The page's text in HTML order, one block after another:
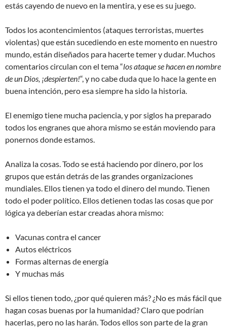
estás cayendo de nuevo en la mentira, y ese es su juego.
Todos los acontencimientos (ataques terroristas, muertes
violentas) que están sucediendo en este momento en nuestro
mundo, están diseñados para hacerte temer y dudar. Muchos
comentarios circulan con el tema “los ataque se hacen en nombre
de un Dios, ¡despierten!“, y no cabe duda que lo hace la gente en
buena intención, pero esa siempre ha sido la historia.
El enemigo tiene mucha paciencia, y por siglos ha preparado
todos los engranes que ahora mismo se están moviendo para
ponernos donde estamos.
Analiza la cosas. Todo se está haciendo por dinero, por los
grupos que están detrás de las grandes organizaciones
mundiales. Ellos tienen ya todo el dinero del mundo. Tienen
todo el poder político. Ellos detienen todas las cosas que por
lógica ya deberían estar creadas ahora mismo:
Vacunas contra el cancer
Autos eléctricos
Formas alternas de energía
Y muchas más
Si ellos tienen todo, ¿por qué quieren más? ¿No es más fácil que
hagan cosas buenas por la humanidad? Claro que podrían
hacerlas, pero no las harán. Todos ellos son parte de la gran